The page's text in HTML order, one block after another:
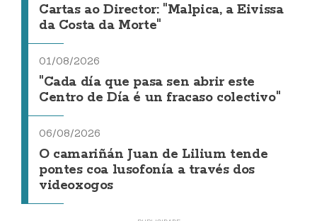
Cartas ao Director: "Malpica, a Eivissa
da Costa da Morte"
01/08/2026
"Cada día que pasa sen abrir este
Centro de Día é un fracaso colectivo"
06/08/2026
O camariñán Juan de Lilium tende
pontes coa lusofonía a través dos
videoxogos